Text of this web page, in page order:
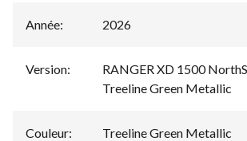
Année: 2026
Version:
RANGER XD 1500
Treeline Green Metallic
Couleur: Treeline Green Metallic